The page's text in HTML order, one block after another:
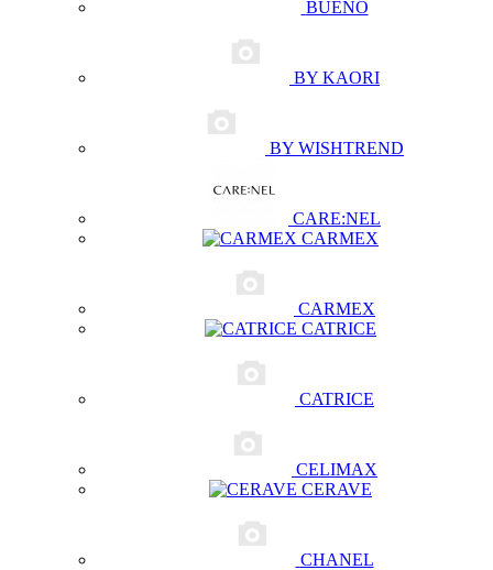
BUENO
BY KAORI
BY WISHTREND
CARE:NEL
CARMEX
CARMEX
CATRICE
CATRICE
CELIMAX
CERAVE
CHANEL